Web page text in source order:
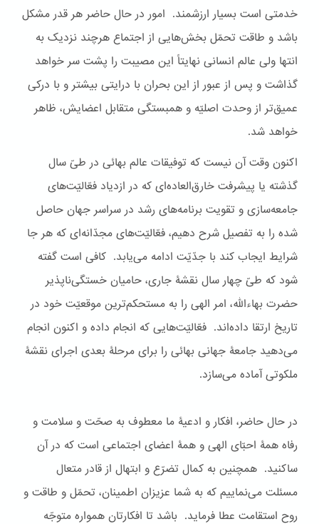
خدمتی است بسیار ارزشمند. امور در حال حاضر هر قدر مشکل
باشد و طاقت تحمّل بخش‌هایی از اجتماع هرچند نزدیک به
انتها ولی عالم انسانی نهایتاً این مصیبت را پشت سر خواهد
گذاشت و پس از عبور از این بحران با درایتی بیشتر و با درکی
عمیق‌تر از وحدت اصلیّه و همبستگی متقابل اعضایش، ظاهر
خواهد شد.
اکنون وقت آن نیست که توفیقات عالم بهائی در طیّ سال
گذشته یا پیشرفت خارق‌العاده‌ای که در ازدیاد فعّالیّت‌های
جامعه‌سازی و تقویت برنامه‌های رشد در سراسر جهان حاصل
شده را به تفصیل شرح دهیم، فعّالیّت‌های مجدّانه‌ای که هر جا
شرایط ایجاب کند با جدّیّت ادامه می‌یابد. کافی است گفته
شود که طیّ چهار سال نقشۀ جاری، حامیان خستگی‌ناپذیر
حضرت بهاءالله، امر الهی را به مستحکم‌ترین موقعیّت خود در
تاریخ ارتقا داده‌اند. فعّالیّت‌هایی که انجام داده و اکنون انجام
می‌دهید جامعۀ جهانی بهائی را برای مرحلۀ بعدی اجرای نقشۀ
ملکوتی آماده می‌سازد.
در حال حاضر، افکار و ادعیۀ ما معطوف به صحّت و سلامت و
رفاه همۀ احبّای الهی و همۀ اعضای اجتماعی است که در آن
ساکنید. همچنین به کمال تضرّع و ابتهال از قادر متعال
مسئلت می‌نماییم که به شما عزیزان اطمینان، تحمّل و طاقت و
روح استقامت عطا فرماید. باشد تا افکارتان همواره متوجّه